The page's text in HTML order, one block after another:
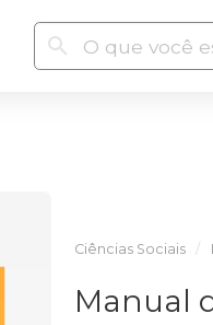
Ciências Sociais
Manual